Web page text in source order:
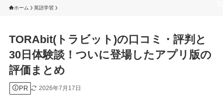
ホーム 英語学習
TORAbit(トラビット)の口コミ・評判と
30日体験談！ついに登場したアプリ版の
評価まとめ
PR 2026年7月17日